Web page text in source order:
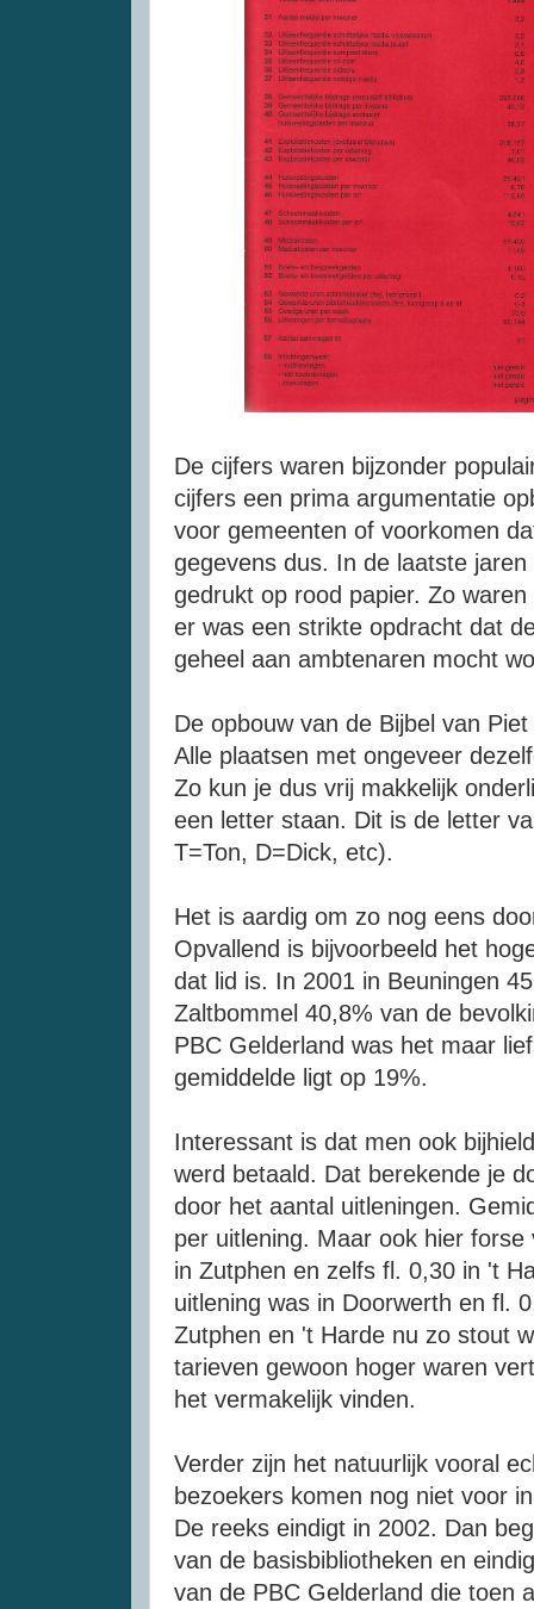
De cijfers waren bijzonder
cijfers een prima argumentatie
voor gemeenten of voorkomen
gegevens dus. In de laatste
gedrukt op rood papier. Zo
er was een strikte opdracht dat
geheel aan ambtenaren mocht
De opbouw van de Bijbel van
Alle plaatsen met ongeveer
Zo kun je dus vrij makkelijk
een letter staan. Dit is de letter
T=Ton, D=Dick, etc).
Het is aardig om zo nog eens
Opvallend is bijvoorbeeld het
dat lid is. In 2001 in Beuningen
Zaltbommel 40,8% van de
PBC Gelderland was het maar
gemiddelde ligt op 19%.
Interessant is dat men ook
werd betaald. Dat berekende je
door het aantal uitleningen.
per uitlening. Maar ook hier
in Zutphen en zelfs fl. 0,30 in 't
uitlening was in Doorwerth en fl.
Zutphen en 't Harde nu zo stout
tarieven gewoon hoger waren
het vermakelijk vinden.
Verder zijn het natuurlijk vooral
bezoekers komen nog niet voor
De reeks eindigt in 2002. Dan
van de basisbibliotheken en
van de PBC Gelderland die toen